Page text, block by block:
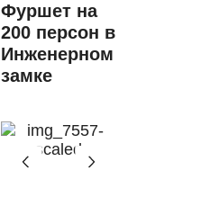
Фуршет на
200 персон в
Инженерном
замке